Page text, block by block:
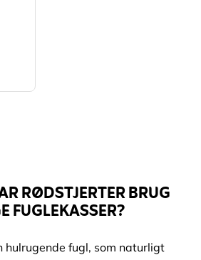
RØDSTJERTER BRUG
FUGLEKASSER?
hulrugende fugl, som naturligt